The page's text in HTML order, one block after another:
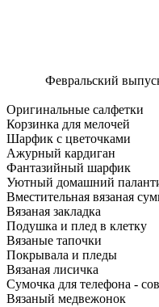
Февральский
Оригинальные салфетки
Корзинка для мелочей
Шарфик с цветочками
Ажурный кардиган
Фантазийный шарфик
Уютный домашний
Вместительная вязаная
Вязаная закладка
Подушка и плед в клетку
Вязаные тапочки
Покрывала и пледы
Вязаная лисичка
Сумочка для телефона -
Вязаный медвежонок